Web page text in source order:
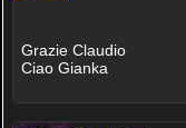
Grazie Claudio
Ciao Gianka